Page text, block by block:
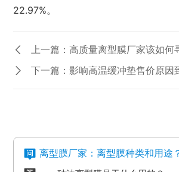
22.97%。
上一篇：高质量离型膜厂家该如何
下一篇：影响高温缓冲垫售价原因
离型膜厂家：离型膜种类和用途